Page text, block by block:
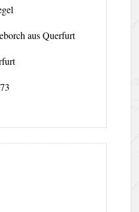
aus Querfurt